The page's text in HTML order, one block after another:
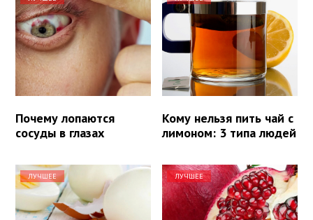
Почему лопаются
сосуды в глазах
Кому нельзя пить чай с
лимоном: 3 типа людей
ЛУЧШЕЕ ЛУЧШЕЕ